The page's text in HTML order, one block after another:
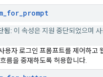
_for_prompt
됨: 이 속성은 지원 중단되었으며
용자 로그인 프롬프트를 제어하고
름을 중재하도록 허용합니다.